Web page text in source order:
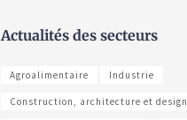
Actualités des secteurs
Agroalimentaire Industrie
Construction, architecture et design